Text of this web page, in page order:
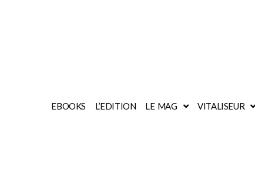
EBOOKS L’EDITION LE MAG VITALISEUR